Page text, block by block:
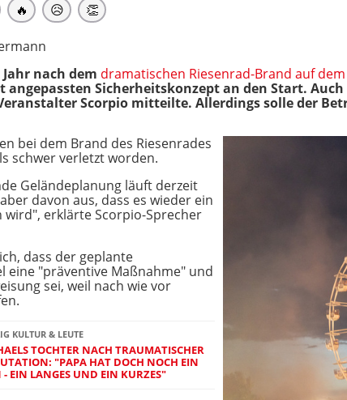
🔥 😥 👏
Jahr nach dem dramatischen Riesenrad-Brand auf
angepassten Sicherheitskonzept an den Start.
Scorpio mitteilte. Allerdings solle der
bei dem Brand des Riesenrades
schwer verletzt worden.
Geländeplanung läuft derzeit
davon aus, dass es wieder ein
wird", erklärte Scorpio-Sprecher
dass der geplante
eine "präventive Maßnahme" und
sei, weil nach wie vor
KULTUR & LEUTE
TOCHTER NACH TRAUMATISCHER
"PAPA HAT DOCH NOCH EIN
- EIN LANGES UND EIN KURZES"